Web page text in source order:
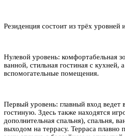
Резиденция состоит из трёх
Нулевой уровень: комфортабельная
ванной, стильная гостиная с кухней,
вспомогательные помещения.
Первый уровень: главный вход
гостиную. Здесь также находятся
дополнительная спальня), спальня,
выходом на террасу. Терраса плавно